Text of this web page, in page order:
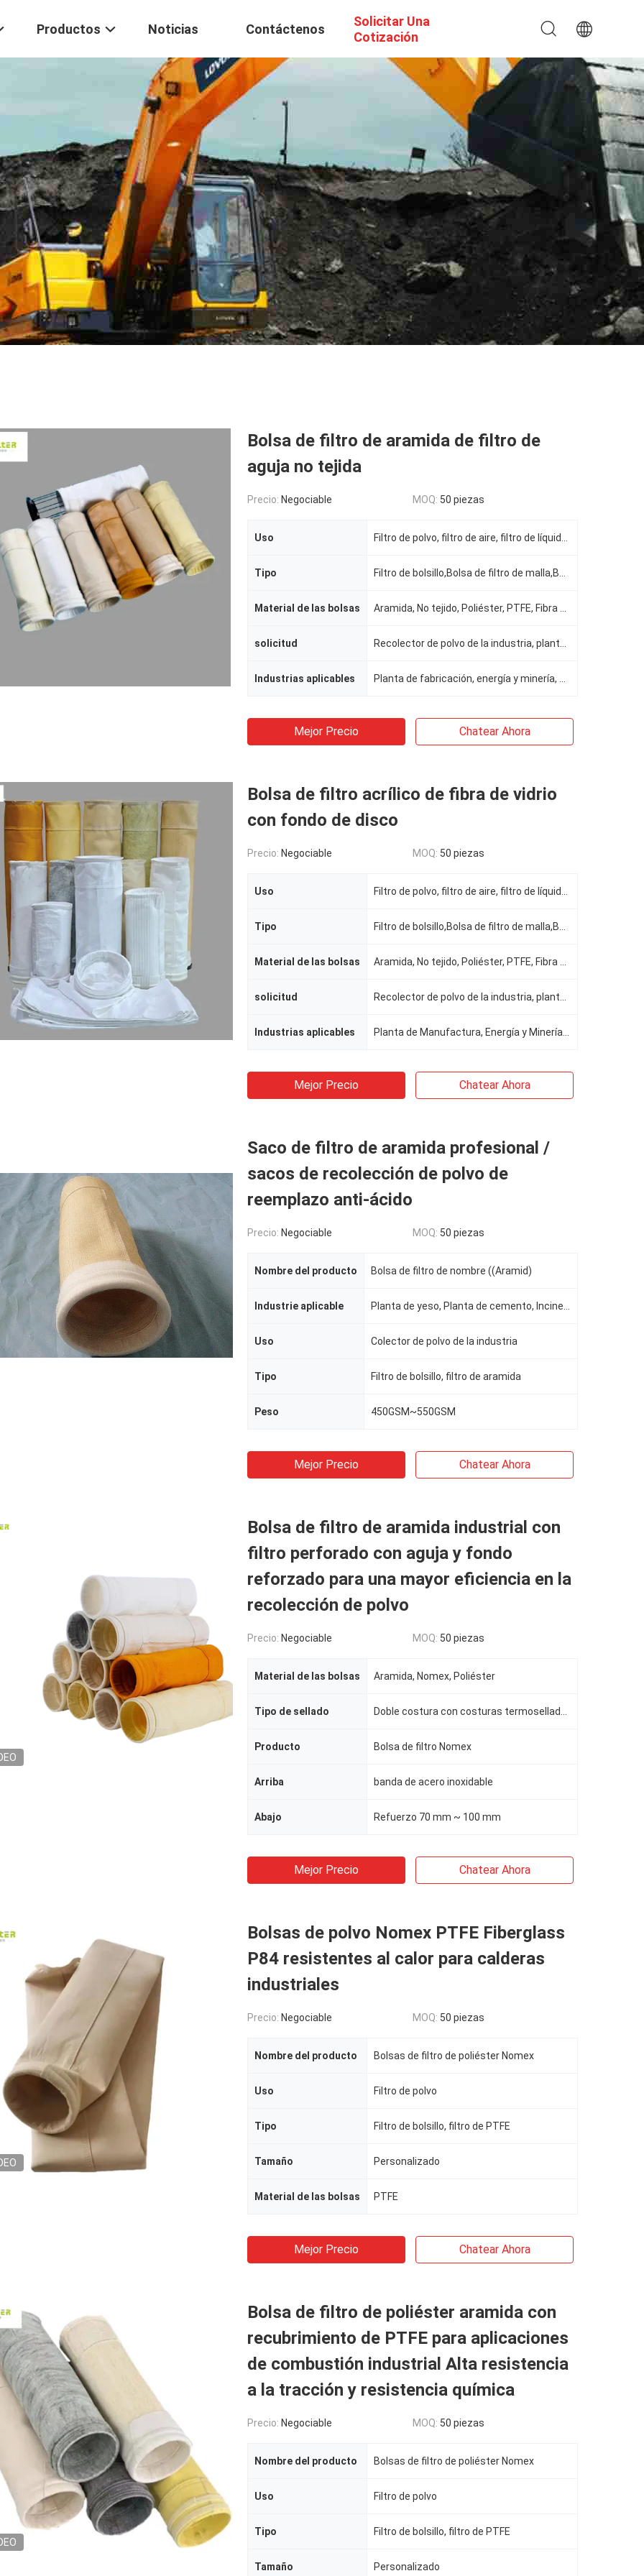
Productos Noticias Contáctenos
Solicitar Una
Cotización
Bolsa de filtro de aramida de filtro de
aguja no tejida
Precio: Negociable MOQ: 50 piezas
Uso
Tipo
Material de las bolsas
solicitud
Industrias aplicables
Mejor Precio Chatear Ahora
Bolsa de filtro acrílico de fibra de vidrio
con fondo de disco
Precio: Negociable MOQ: 50 piezas
Uso
Tipo
Material de las bolsas
solicitud
Industrias aplicables
Mejor Precio Chatear Ahora
Saco de filtro de aramida profesional /
sacos de recolección de polvo de
reemplazo anti-ácido
Precio: Negociable MOQ: 50 piezas
Nombre del producto Bolsa de filtro de nombre ((Aramid)
Industrie aplicable
Uso Colector de polvo de la industria
Tipo Filtro de bolsillo, filtro de aramida
Peso 450GSM~550GSM
Mejor Precio Chatear Ahora
Bolsa de filtro de aramida industrial con
filtro perforado con aguja y fondo
reforzado para una mayor eficiencia en la
recolección de polvo
Precio: Negociable MOQ: 50 piezas
Material de las bolsas Aramida, Nomex, Poliéster
Tipo de sellado
Producto Bolsa de filtro Nomex
Arriba banda de acero inoxidable
Abajo Refuerzo 70 mm ~ 100 mm
Mejor Precio Chatear Ahora
Bolsas de polvo Nomex PTFE Fiberglass
P84 resistentes al calor para calderas
industriales
Precio: Negociable MOQ: 50 piezas
Nombre del producto Bolsas de filtro de poliéster Nomex
Uso Filtro de polvo
Tipo Filtro de bolsillo, filtro de PTFE
Tamaño Personalizado
Material de las bolsas PTFE
Mejor Precio Chatear Ahora
Bolsa de filtro de poliéster aramida con
recubrimiento de PTFE para aplicaciones
de combustión industrial Alta resistencia
a la tracción y resistencia química
Precio: Negociable MOQ: 50 piezas
Nombre del producto Bolsas de filtro de poliéster Nomex
Uso Filtro de polvo
Tipo Filtro de bolsillo, filtro de PTFE
Tamaño Personalizado